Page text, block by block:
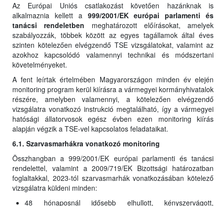
Az Európai Uniós csatlakozást követően hazánknak is
alkalmaznia kellett a 999/2001/EK európai parlamenti és
tanácsi rendeletben meghatározott előírásokat, amelyek
szabályozzák, többek között az egyes tagállamok által éves
szinten kötelezően elvégzendő TSE vizsgálatokat, valamint az
azokhoz kapcsolódó valamennyi technikai és módszertani
követelményeket.
A fent leírtak értelmében Magyarországon minden év elején
monitoring program kerül kiírásra a vármegyei kormányhivatalok
részére, amelyben valamennyi, a kötelezően elvégzendő
vizsgálatra vonatkozó instrukció megtalálható, így a vármegyei
hatósági állatorvosok egész évben ezen monitoring kiírás
alapján végzik a TSE-vel kapcsolatos feladataikat.
6.1. Szarvasmarhákra vonatkozó monitoring
Összhangban a 999/2001/EK európai parlamenti és tanácsi
rendelettel, valamint a 2009/719/EK Bizottsági határozatban
foglaltakkal, 2023-tól szarvasmarhák vonatkozásában kötelező
vizsgálatra küldeni minden:
48 hónaposnál idősebb elhullott, kényszervágott,